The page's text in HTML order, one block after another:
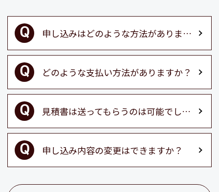
申し込みはどのような方法がありますか？
どのような支払い方法がありますか？
見積書は送ってもらうのは可能でしょうか？
申し込み内容の変更はできますか？